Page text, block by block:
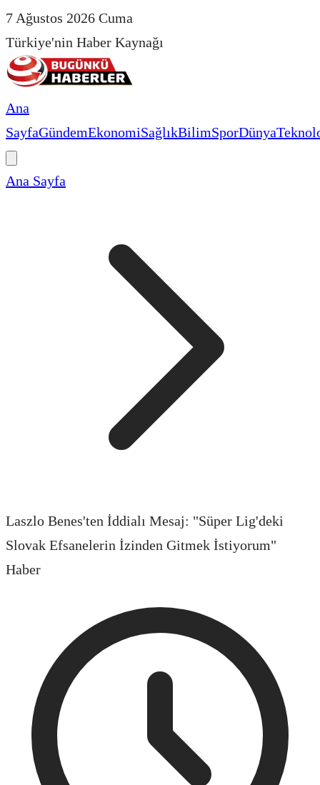
7 Ağustos 2026 Cuma
Türkiye'nin Haber Kaynağı
Ana
SayfaGündemEkonomiSağlıkBilimSporDünya
Ana Sayfa
Laszlo Benes'ten İddialı Mesaj: "Süper Lig'deki
Slovak Efsanelerin İzinden Gitmek İstiyorum"
Haber